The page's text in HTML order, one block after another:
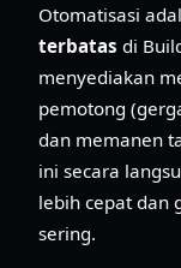
Otomatisasi
terbatas di
menyediakan
pemotong
dan memanen
ini secara
lebih cepat dan
sering.